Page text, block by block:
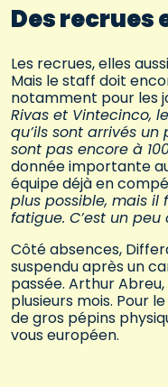
Des recrues
Les recrues, elles
Mais le staff doit
notamment pour les
Rivas et Vintecinco,
qu’ils sont arrivés
sont pas encore à
donnée importante
équipe déjà en
plus possible, mais
fatigue. C’est un peu
Côté absences,
suspendu après un
passée. Arthur
plusieurs mois. Pour
de gros pépins
vous européen.